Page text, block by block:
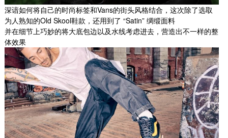
深谙如何将自己的时尚标签和Vans的街头风格结合，这次除了选取
为人熟知的Old Skool鞋款，还用到了 “Satin” 绸缎面料
并在细节上巧妙的将大底包边以及水线考虑进去，营造出不一样的整
体效果